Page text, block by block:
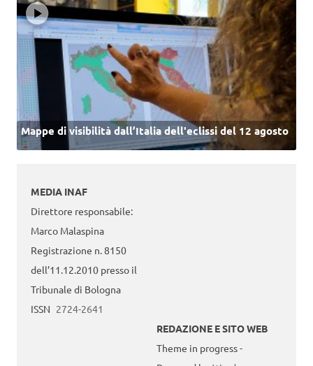
Mappe di visibilità dall’Italia dell'eclissi del 12 agosto
MEDIA INAF
Direttore responsabile:
Marco Malaspina
Registrazione n. 8150
dell’11.12.2010 presso il
Tribunale di Bologna
ISSN 2724-2641
REDAZIONE E SITO WEB
Theme in progress -